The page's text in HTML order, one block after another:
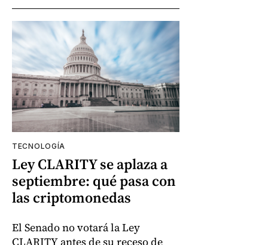
TECNOLOGÍA
Ley CLARITY se aplaza a
septiembre: qué pasa con
las criptomonedas
El Senado no votará la Ley
CLARITY antes de su receso de